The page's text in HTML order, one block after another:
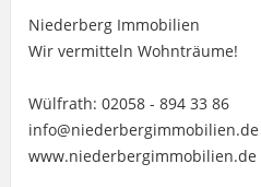
Niederberg Immobilien
Wir vermitteln Wohnträume!
Wülfrath: 02058 - 894 33 86
info@niederbergimmobilien.de
www.niederbergimmobilien.de